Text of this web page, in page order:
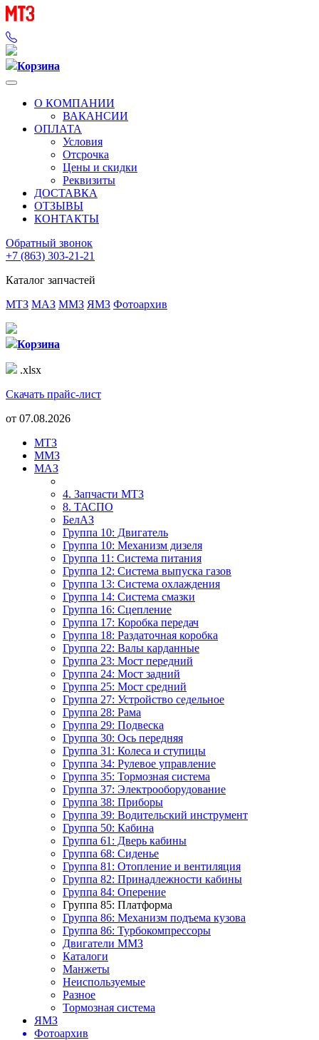
Корзина
О КОМПАНИИ
ВАКАНСИИ
ОПЛАТА
Условия
Отсрочка
Цены и скидки
Реквизиты
ДОСТАВКА
ОТЗЫВЫ
КОНТАКТЫ
Обратный звонок
+7 (863) 303-21-21
Каталог запчастей
МТЗ МАЗ ММЗ ЯМЗ Фотоархив
Корзина
.xlsx
Скачать прайс-лист
от 07.08.2026
МТЗ
ММЗ
МАЗ
4. Запчасти МТЗ
8. ТАСПО
БелАЗ
Группа 10: Двигатель
Группа 10: Механизм дизеля
Группа 11: Система питания
Группа 12: Система выпуска газов
Группа 13: Система охлаждения
Группа 14: Система смазки
Группа 16: Сцепление
Группа 17: Коробка передач
Группа 18: Раздаточная коробка
Группа 22: Валы карданные
Группа 23: Мост передний
Группа 24: Мост задний
Группа 25: Мост средний
Группа 27: Устройство седельное
Группа 28: Рама
Группа 29: Подвеска
Группа 30: Ось передняя
Группа 31: Колеса и ступицы
Группа 34: Рулевое управление
Группа 35: Тормозная система
Группа 37: Электрооборудование
Группа 38: Приборы
Группа 39: Водительский инструмент
Группа 50: Кабина
Группа 61: Дверь кабины
Группа 68: Сиденье
Группа 81: Отопление и вентиляция
Группа 82: Принадлежности кабины
Группа 84: Оперение
Группа 85: Платформа
Группа 86: Механизм подъема кузова
Группа 86: Турбокомпрессоры
Двигатели ММЗ
Каталоги
Манжеты
Неиспользуемые
Разное
Тормозная система
ЯМЗ
Фотоархив